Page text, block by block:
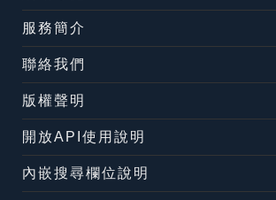
服務簡介
聯絡我們
版權聲明
開放API使用說明
內嵌搜尋欄位說明